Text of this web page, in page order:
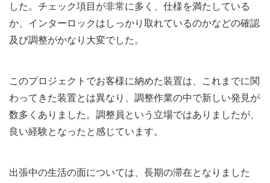
した。チェック項目が非常に多く、仕様を満たしている
か、インターロックはしっかり取れているのかなどの確認
及び調整がかなり大変でした。
このプロジェクトでお客様に納めた装置は、これまでに関
わってきた装置とは異なり、調整作業の中で新しい発見が
数多くありました。調整員という立場ではありましたが、
良い経験となったと感じています。
出張中の生活の面については、長期の滞在となりました